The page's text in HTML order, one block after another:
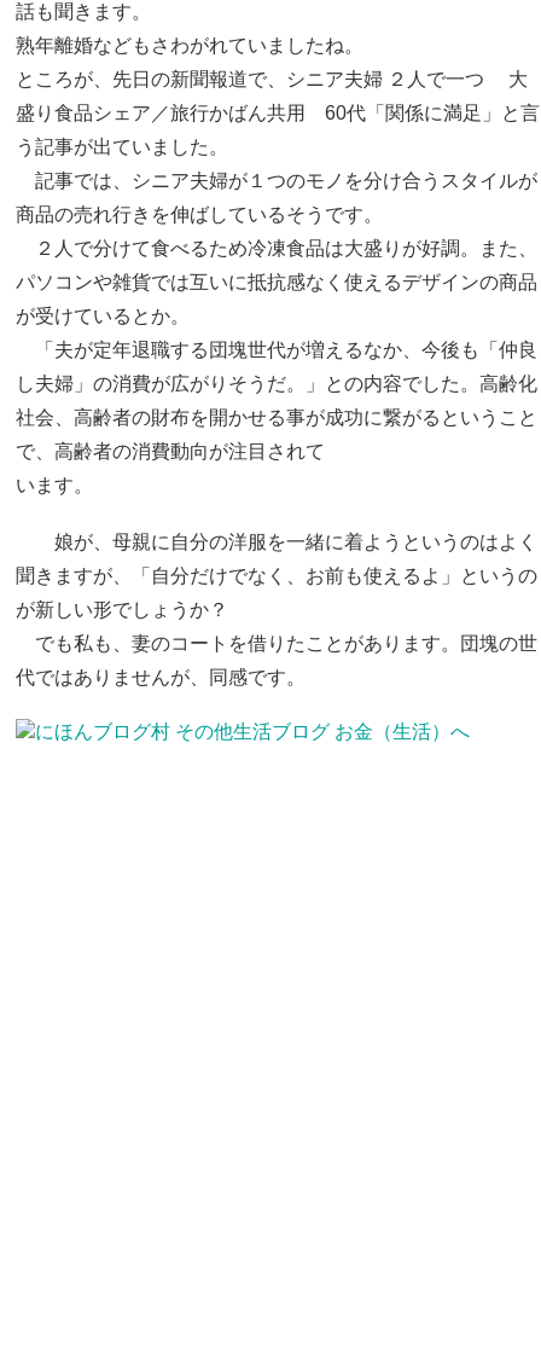
話も聞きます。
熟年離婚などもさわがれていましたね。
ところが、先日の新聞報道で、シニア夫婦 ２人で一つ 大
盛り食品シェア／旅行かばん共用 60代「関係に満足」と言
う記事が出ていました。
記事では、シニア夫婦が１つのモノを分け合うスタイルが
商品の売れ行きを伸ばしているそうです。
２人で分けて食べるため冷凍食品は大盛りが好調。また、
パソコンや雑貨では互いに抵抗感なく使えるデザインの商品
が受けているとか。
「夫が定年退職する団塊世代が増えるなか、今後も「仲良
し夫婦」の消費が広がりそうだ。」との内容でした。高齢化
社会、高齢者の財布を開かせる事が成功に繋がるということ
で、高齢者の消費動向が注目されて
います。
娘が、母親に自分の洋服を一緒に着ようというのはよく
聞きますが、「自分だけでなく、お前も使えるよ」というの
が新しい形でしょうか？
でも私も、妻のコートを借りたことがあります。団塊の世
代ではありませんが、同感です。